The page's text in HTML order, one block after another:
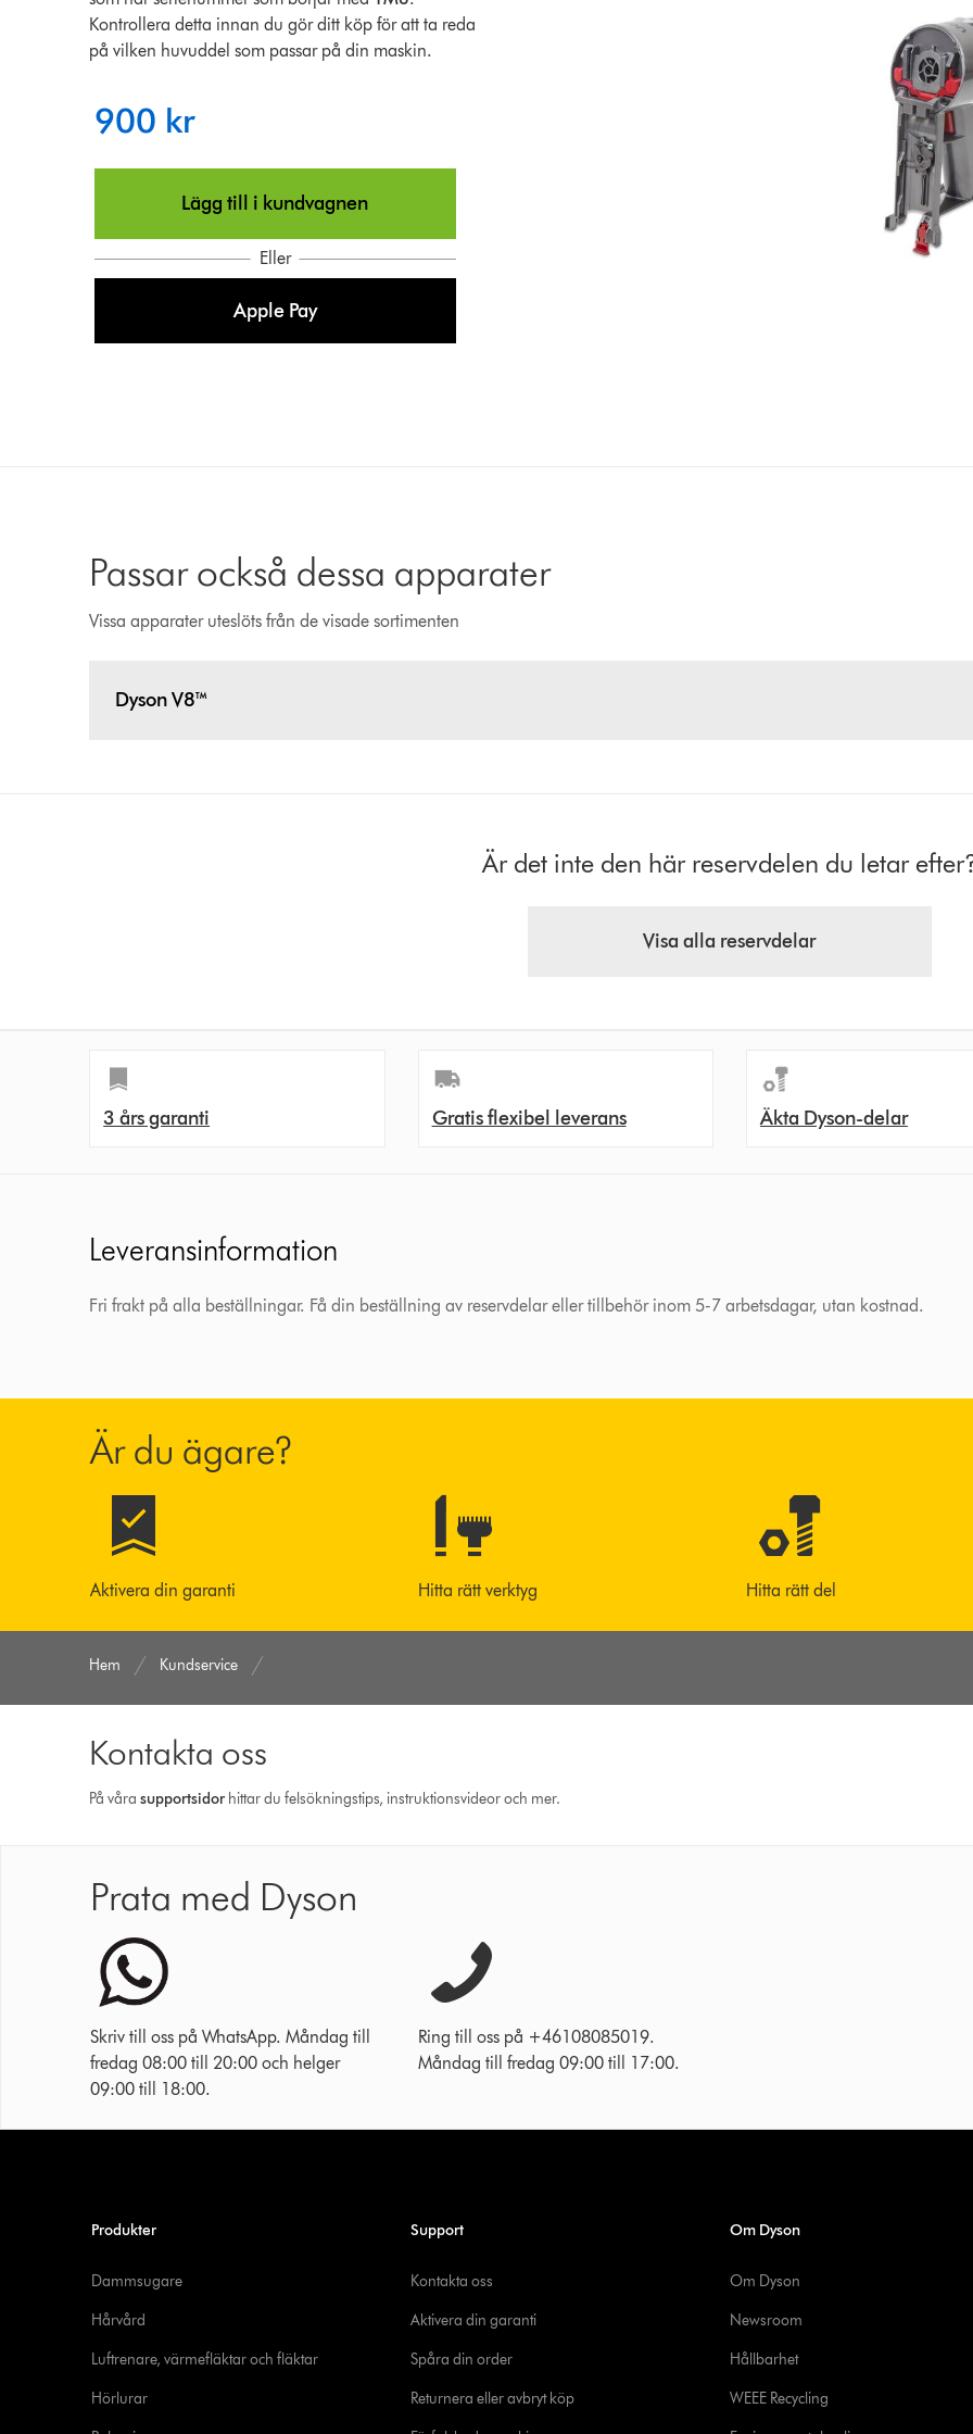
Kontrollera detta innan du gör ditt köp för att ta reda
på vilken huvuddel som passar på din maskin.
900 kr
Lägg till i kundvagnen
Eller
Apple Pay
Passar också dessa apparater
Vissa apparater uteslöts från de visade sortimenten
Dyson V8™
Är det inte den här reservdelen du letar
Visa alla reservdelar
3 års garanti Gratis flexibel leverans Äkta Dyson-delar
Leveransinformation
Fri frakt på alla beställningar. Få din beställning av reservdelar eller tillbehör inom 5-7 arbetsdagar, utan kostnad.
Är du ägare?
Aktivera din garanti Hitta rätt verktyg Hitta rätt del
Hem Kundservice
Kontakta oss
På vårasupport­sidor hittar du felsökningstips, instruktionsvideor och mer.
Prata med Dyson
Skriv till oss på WhatsApp. Måndag till
fredag 08:00 till 20:00 och helger
09:00 till 18:00.
Ring till oss på +46108085019.
Måndag till fredag 09:00 till 17:00.
Produkter
Dammsugare
Hårvård
Luftrenare, värmefläktar och fläktar
Hörlurar
Support
Kontakta oss
Aktivera din garanti
Spåra din order
Returnera eller avbryt köp
Om Dyson
Om Dyson
Newsroom
Hållbarhet
WEEE Recycling